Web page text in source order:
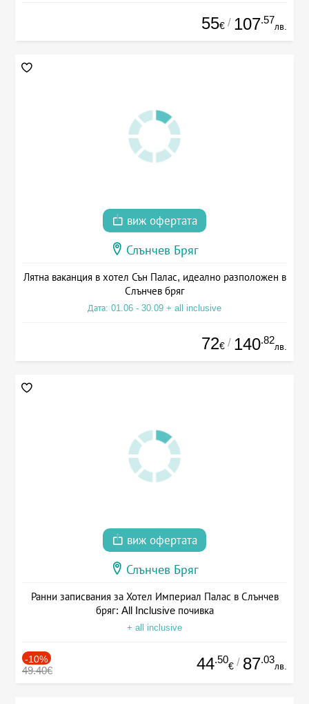
55€ / 107.57
лв.
виж офертата
Слънчев Бряг
Лятна ваканция в хотел Сън Палас, идеално разположен в
Слънчев бряг
Дата: 01.06 - 30.09 + all inclusive
72€ / 140.82
лв.
виж офертата
Слънчев Бряг
Ранни записвания за Хотел Империал Палас в Слънчев
бряг: All Inclusive почивка
+ all inclusive
-10%
49.40€ 44.50
€ / 87.03
лв.